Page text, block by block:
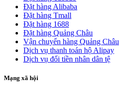
Đặt hàng Alibaba
Đặt hàng Tmall
Đặt hàng 1688
Đặt hàng Quảng Châu
Vận chuyển hàng Quảng Châu
Dịch vụ thanh toán hộ Alipay
Dịch vụ đổi tiền nhân dân tệ
Mạng xã hội